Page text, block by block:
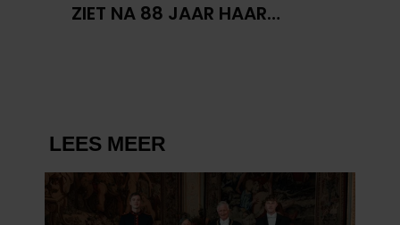
ZIET NA 88 JAAR HAAR